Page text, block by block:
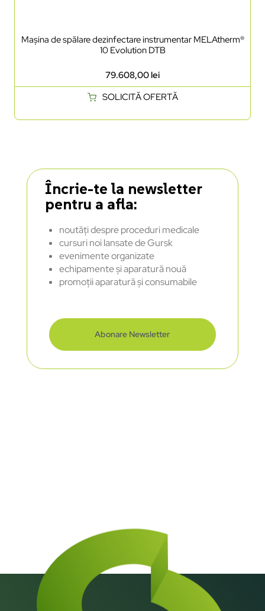
Mașina de spălare dezinfectare instrumentar MELAtherm®
10 Evolution DTB
79.608,00lei
SOLICITĂ OFERTĂ
Încrie-te la newsletter
pentru a afla:
noutăți despre proceduri medicale
cursuri noi lansate de Gursk
evenimente organizate
echipamente și aparatură nouă
promoții aparatură și consumabile
Abonare Newsletter